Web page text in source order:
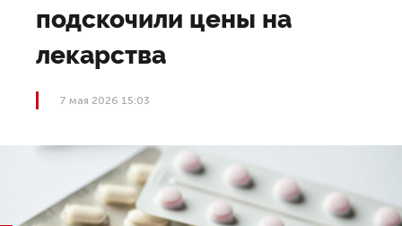
подскочили цены на
лекарства
7 мая 2026 15:03